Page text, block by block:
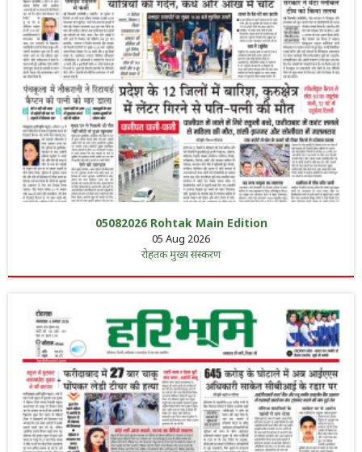
05082026 Rohtak Main Edition
05 Aug 2026
रोहतक मुख्य संस्करण